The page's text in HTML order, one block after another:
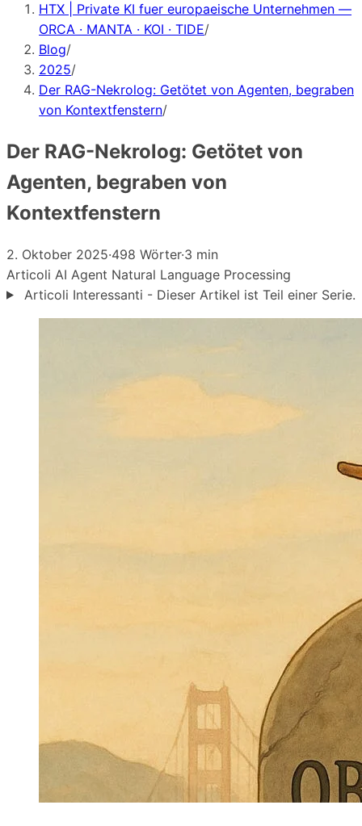
HTX | Private KI fuer europaeische Unternehmen —
ORCA · MANTA · KOI · TIDE/
Blog/
2025/
Der RAG-Nekrolog: Getötet von Agenten, begraben
von Kontextfenstern/
Der RAG-Nekrolog: Getötet von
Agenten, begraben von
Kontextfenstern
2. Oktober 2025·498 Wörter·3 min
Articoli AI Agent Natural Language Processing
Articoli Interessanti - Dieser Artikel ist Teil einer Serie.